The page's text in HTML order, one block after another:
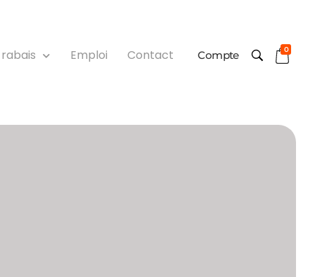
Emploi Contact Compte 0